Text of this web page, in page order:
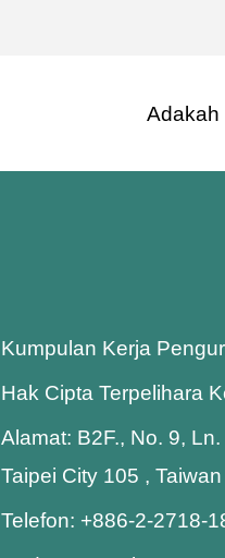
Adakah
Kumpulan Kerja
Hak Cipta Terpelihara
Alamat: B2F., No. 9,
Taipei City 105 ,
Telefon: +886-2-2718-